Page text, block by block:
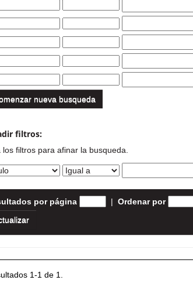
nueva busqueda
filtros:
los filtros para afinar la busqueda.
por página | Ordenar por
1-1 de 1.